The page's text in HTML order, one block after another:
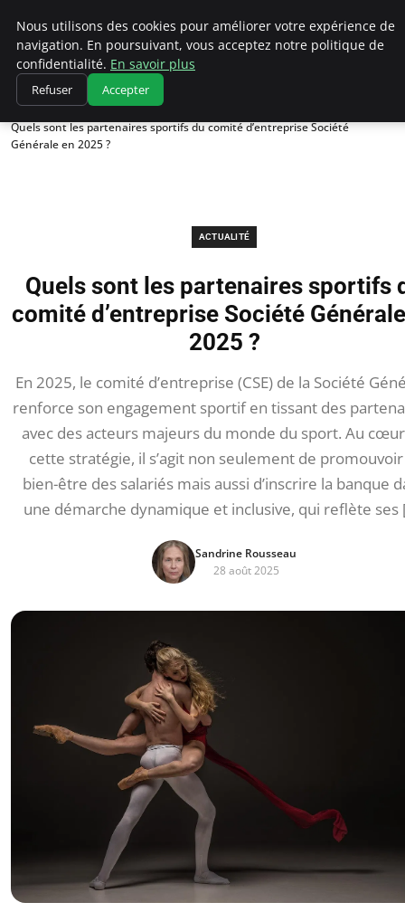
Chasseur De Tête
Accueil
Actualité
Quels sont les partenaires sportifs du comité d’entreprise Société
Générale en 2025 ?
ACTUALITÉ
Quels sont les partenaires sportifs
comité d’entreprise Société
2025 ?
En 2025, le comité d’entreprise (CSE) de la Société
renforce son engagement sportif en tissant des
avec des acteurs majeurs du monde du sport. Au
cette stratégie, il s’agit non seulement de
bien-être des salariés mais aussi d’inscrire la banque
une démarche dynamique et inclusive, qui reflète
Sandrine Rousseau
28 août 2025
Nous utilisons des cookies pour améliorer votre expérience de
navigation. En poursuivant, vous acceptez notre politique de
confidentialité. En savoir plus
Refuser Accepter